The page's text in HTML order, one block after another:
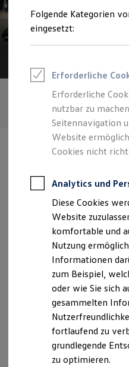
Gewerbliche
Service &
Kühlfahrzeuge
ONE Business ID
Fahrzeugsuche &
Fahrzeugsuche
Fahrzeuge online
Digitaler Marktplatz
Kauf & Finanzierung
Online-
Aktionen &
Für
Profi Paket
TopDeal
Gebrauchtwagen
ProfiPartner
Zertifizierte
Finanzierung
Für
Für
Leasing
Für
Für
Versicherungen &
Garantien
Kfz-
Wartungsverträge
Verantwortlich für die Inhalte
ELTER GmbH (Impressum &
Lausitzer Straße 32,
post@autohaus-
Montag-Freitag
Folgende Kategorien
eingesetzt:
Erforderliche
Erforderliche
nutzbar zu
Seitennavigation
Website
Cookies nicht
Analytics und
Diese Cookies
Website
komfortable und
Nutzung
Informationen
zum Beispiel,
oder wie Sie sich
gesammelten
fortlaufend zu
grundlegende
zu optimieren.